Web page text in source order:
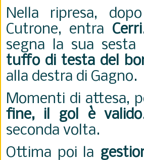
Nella ripresa,
Cutrone, entra Cerri
segna la sua sesta
tuffo di testa del
alla destra di Gagno.
Momenti di attesa,
fine, il gol è valido
seconda volta.
Ottima poi la